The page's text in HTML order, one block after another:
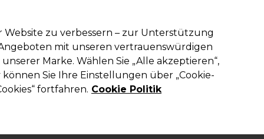
Suchen
Kosmetik Herrenfriseur Inspiration Die Professional
zu verbessern – zur Unterstützung
mit unseren vertrauenswürdigen
Marke. Wählen Sie „Alle akzeptieren“,
Sie Ihre Einstellungen über „Cookie-
fortfahren. Cookie Politik